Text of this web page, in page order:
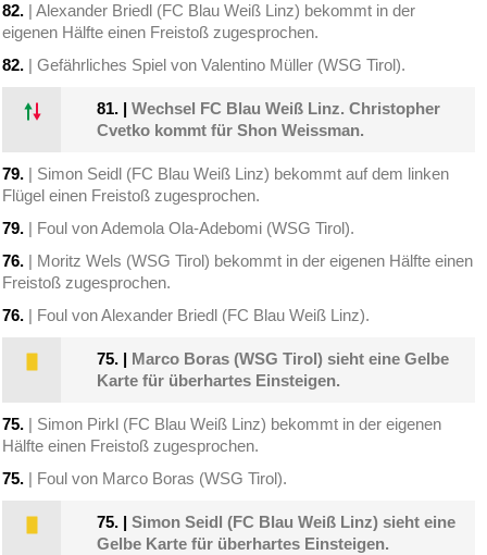
82. | Alexander Briedl (FC Blau Weiß Linz) bekommt in der
eigenen Hälfte einen Freistoß zugesprochen.
82. | Gefährliches Spiel von Valentino Müller (WSG Tirol).
81. |Wechsel FC Blau Weiß Linz. Christopher
Cvetko kommt für Shon Weissman.
79. | Simon Seidl (FC Blau Weiß Linz) bekommt auf dem linken
Flügel einen Freistoß zugesprochen.
79. | Foul von Ademola Ola-Adebomi (WSG Tirol).
76. | Moritz Wels (WSG Tirol) bekommt in der eigenen Hälfte einen
Freistoß zugesprochen.
76. | Foul von Alexander Briedl (FC Blau Weiß Linz).
75. | Marco Boras (WSG Tirol) sieht eine Gelbe
Karte für überhartes Einsteigen.
75. | Simon Pirkl (FC Blau Weiß Linz) bekommt in der eigenen
Hälfte einen Freistoß zugesprochen.
75. | Foul von Marco Boras (WSG Tirol).
75. |Simon Seidl (FC Blau Weiß Linz) sieht eine
Gelbe Karte für überhartes Einsteigen.